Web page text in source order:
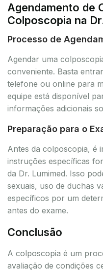
Agendamento de
Colposcopia na
Processo de
Agendar uma
conveniente. Basta
telefone ou online para
equipe está disponível
informações adicionais
Preparação para o
Antes da colposcopia, é
instruções específicas
da Dr. Lumimed. Isso
sexuais, uso de duchas
específicos por um
antes do exame.
Conclusão
A colposcopia é um
avaliação de condições